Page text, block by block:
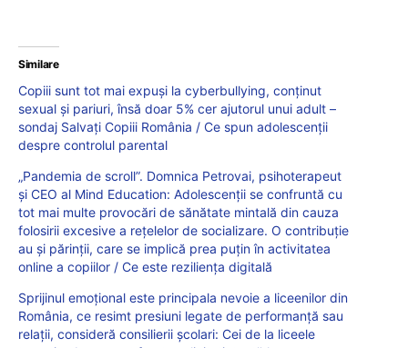
Similare
Copiii sunt tot mai expuși la cyberbullying, conținut
sexual și pariuri, însă doar 5% cer ajutorul unui adult –
sondaj Salvați Copiii România / Ce spun adolescenții
despre controlul parental
„Pandemia de scroll”. Domnica Petrovai, psihoterapeut
și CEO al Mind Education: Adolescenții se confruntă cu
tot mai multe provocări de sănătate mintală din cauza
folosirii excesive a rețelelor de socializare. O contribuție
au și părinții, care se implică prea puțin în activitatea
online a copiilor / Ce este reziliența digitală
Sprijinul emoțional este principala nevoie a liceenilor din
România, ce resimt presiuni legate de performanță sau
relații, consideră consilierii școlari: Cei de la liceele